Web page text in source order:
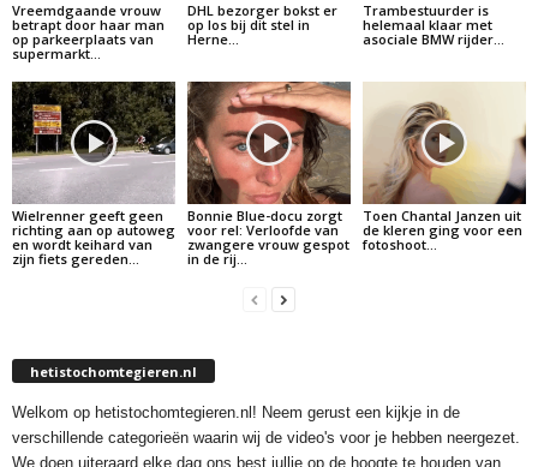
Vreemdgaande vrouw
betrapt door haar man
op parkeerplaats van
supermarkt…
DHL bezorger bokst er
op los bij dit stel in
Herne…
Trambestuurder is
helemaal klaar met
asociale BMW rijder…
Wielrenner geeft geen
richting aan op autoweg
en wordt keihard van
zijn fiets gereden…
Bonnie Blue-docu zorgt
voor rel: Verloofde van
zwangere vrouw gespot
in de rij…
Toen Chantal Janzen uit
de kleren ging voor een
fotoshoot…
hetistochomtegieren.nl
Welkom op hetistochomtegieren.nl! Neem gerust een kijkje in de
verschillende categorieën waarin wij de video's voor je hebben neergezet.
We doen uiteraard elke dag ons best jullie op de hoogte te houden van